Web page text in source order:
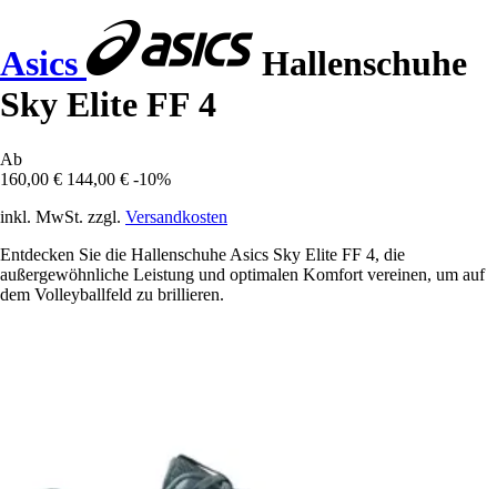
Asics
Hallenschuhe
Sky Elite FF 4
Ab
160,00 € 144,00 € -10%
inkl. MwSt. zzgl. Versandkosten
Entdecken Sie die Hallenschuhe Asics Sky Elite FF 4, die
außergewöhnliche Leistung und optimalen Komfort vereinen, um auf
dem Volleyballfeld zu brillieren.